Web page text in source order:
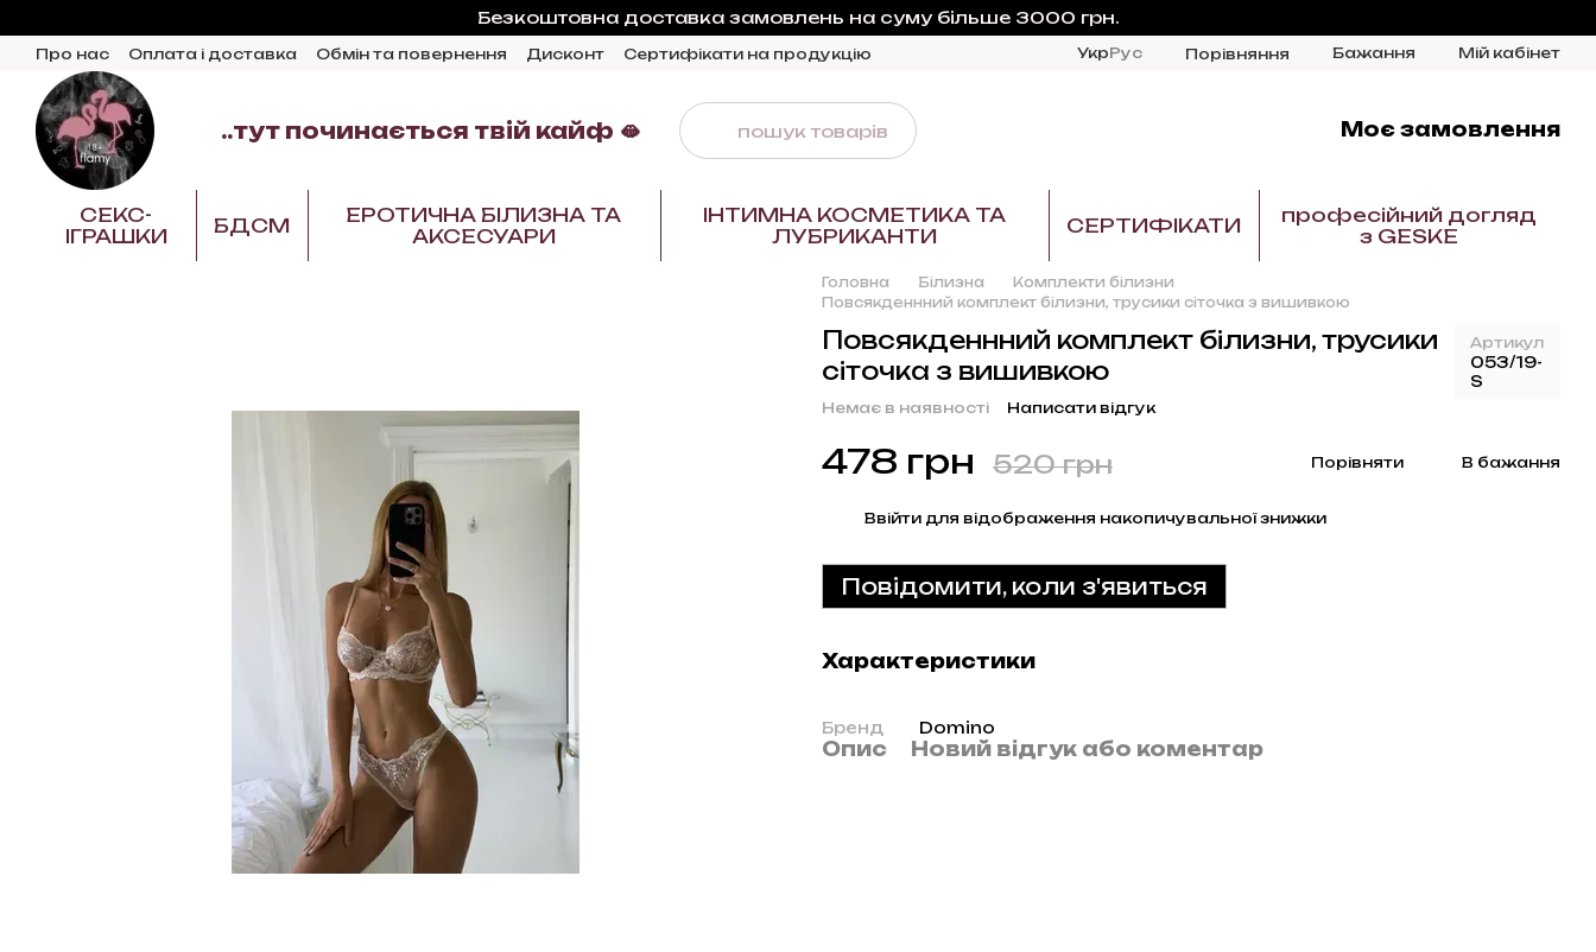
Безкоштовна доставка замовлень на суму більше 3000 грн.
Про нас Оплата і доставка Обмін та повернення Дисконт
Сертифікати на продукцію
Відгуки про магазин
УкрРус Порівняння Бажання Мій кабінет
..тут починається твій кайф 🫦 Моє замовлення
СЕКС-
ІГРАШКИ
БДСМ
ЕРОТИЧНА БІЛИЗНА ТА
АКСЕСУАРИ
ІНТИМНА КОСМЕТИКА ТА
ЛУБРИКАНТИ
СЕРТИФІКАТИ
професійний догляд
з GESKE
Головна Білизна
Комплекти білизни
Повсякденнний комплект білизни, трусики сіточка з вишивкою
Повсякденнний комплект білизни, трусики
сіточка з вишивкою
Артикул
053/19-
S
Немає в наявності Написати відгук
478 грн 520 грн Порівняти В бажання
Ввійти для відображення накопичувальної знижки
Повідомити, коли з'явиться
Характеристики
Бренд Domino
Опис Новий відгук або коментар